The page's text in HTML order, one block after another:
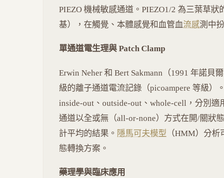
PIEZO 機械敏感通道。PIEZO1/2 為三葉草
基），在觸覺、本體感覺和血管血流感測中
單通道電生理與 Patch Clamp
Erwin Neher 和 Bert Sakmann（1991 年諾貝
級的離子通道電流記錄（picoampere 等級）
inside-out、outside-out、whole-cell，分別
通道以全或無（all-or-none）方式在開/關狀
計平均的結果。 隱馬可夫模型 （HMM）分
態轉換方案。
藥理學與臨床應用